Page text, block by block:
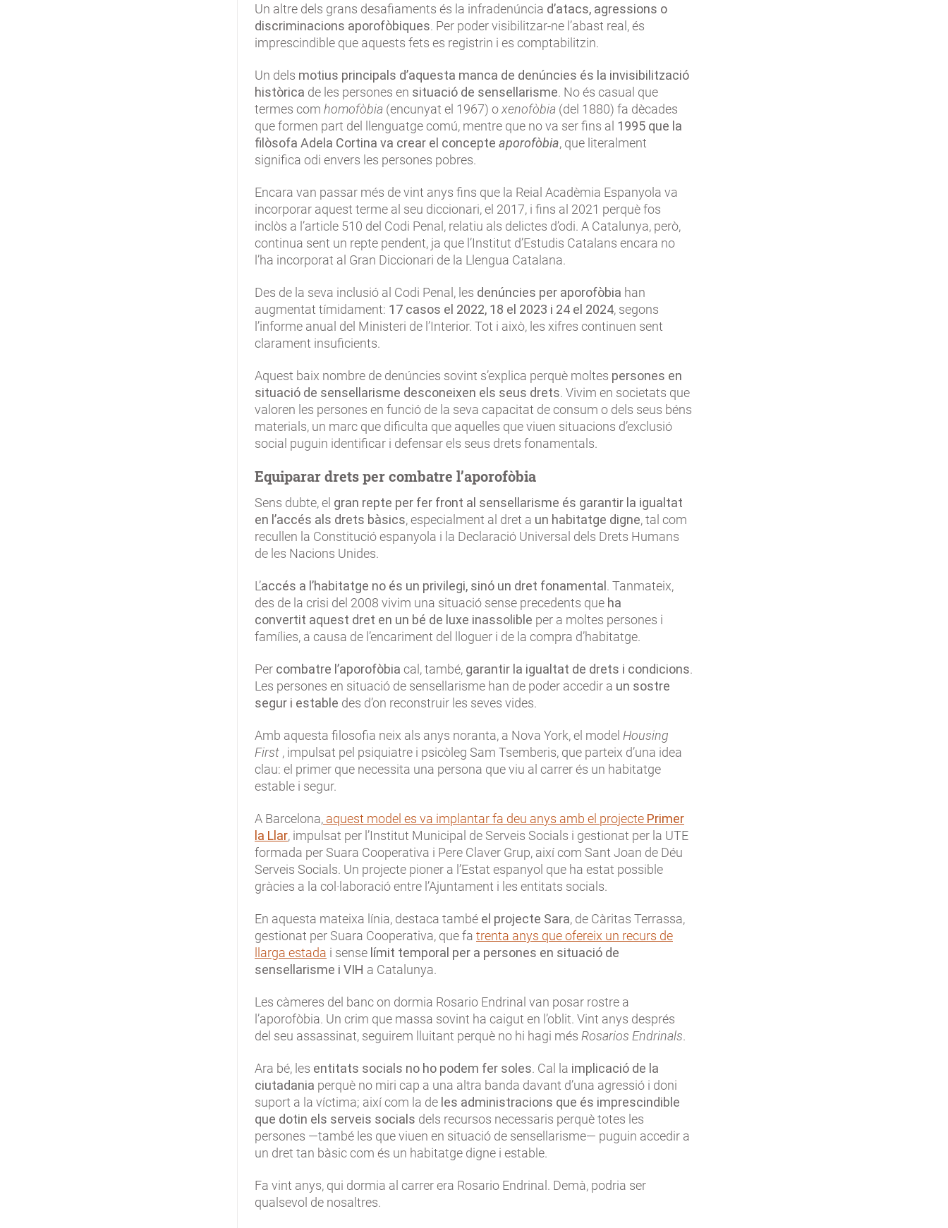
Un altre dels grans desafiaments és la infradenúncia d’atacs, agressions o
discriminacions aporofòbiques. Per poder visibilitzar-ne l’abast real, és
imprescindible que aquests fets es registrin i es comptabilitzin.
Un dels motius principals d’aquesta manca de denúncies és la invisibilització
històrica de les persones en situació de sensellarisme. No és casual que
termes com homofòbia (encunyat el 1967) oxenofòbia (del 1880) fa dècades
que formen part del llenguatge comú, mentre que no va ser fins al 1995 que la
filòsofa Adela Cortina va crear el concepte aporofòbia, que literalment
significa odi envers les persones pobres.
Encara van passar més de vint anys fins que la Reial Acadèmia Espanyola va
incorporar aquest terme al seu diccionari, el 2017, i fins al 2021 perquè fos
inclòs a l’article 510 del Codi Penal, relatiu als delictes d’odi. A Catalunya, però,
continua sent un repte pendent, ja que l’Institut d’Estudis Catalans encara no
l’ha incorporat al Gran Diccionari de la Llengua Catalana.
Des de la seva inclusió al Codi Penal, les denúncies per aporofòbia han
augmentat tímidament: 17 casos el 2022, 18 el 2023 i 24 el 2024, segons
l’informe anual del Ministeri de l’Interior. Tot i això, les xifres continuen sent
clarament insuficients.
Aquest baix nombre de denúncies sovint s’explica perquè moltes persones en
situació de sensellarisme desconeixen els seus drets. Vivim en societats que
valoren les persones en funció de la seva capacitat de consum o dels seus béns
materials, un marc que dificulta que aquelles que viuen situacions d’exclusió
social puguin identificar i defensar els seus drets fonamentals.
Equiparar drets per combatre l’aporofòbia
Sens dubte, el gran repte per fer front al sensellarisme és garantir la igualtat
en l’accés als drets bàsics, especialment al dret a un habitatge digne, tal com
recullen la Constitució espanyola i la Declaració Universal dels Drets Humans
de les Nacions Unides.
L’accés a l’habitatge no és un privilegi, sinó un dret fonamental . Tanmateix,
des de la crisi del 2008 vivim una situació sense precedents que ha
convertit aquest dret en un bé de luxe inassolible per a moltes persones i
famílies, a causa de l’encariment del lloguer i de la compra d’habitatge.
Per combatre l’aporofòbia cal, també, garantir la igualtat de drets i condicions.
Les persones en situació de sensellarisme han de poder accedir a un sostre
segur i estable des d’on reconstruir les seves vides.
Amb aquesta filosofia neix als anys noranta, a Nova York, el model Housing
First , impulsat pel psiquiatre i psicòleg Sam Tsemberis, que parteix d’una idea
clau: el primer que necessita una persona que viu al carrer és un habitatge
estable i segur.
A Barcelona, aquest model es va implantar fa deu anys amb el projecte Primer
la Llar, impulsat per l’Institut Municipal de Serveis Socials i gestionat per la UTE
formada per Suara Cooperativa i Pere Claver Grup, així com Sant Joan de Déu
Serveis Socials. Un projecte pioner a l’Estat espanyol que ha estat possible
gràcies a la col·laboració entre l’Ajuntament i les entitats socials.
En aquesta mateixa línia, destaca també el projecte Sara, de Càritas Terrassa,
gestionat per Suara Cooperativa, que fa trenta anys que ofereix un recurs de
llarga estada i sense límit temporal per a persones en situació de
sensellarisme i VIH a Catalunya.
Les càmeres del banc on dormia Rosario Endrinal van posar rostre a
l’aporofòbia. Un crim que massa sovint ha caigut en l’oblit. Vint anys després
del seu assassinat, seguirem lluitant perquè no hi hagi més Rosarios Endrinals.
Ara bé, les entitats socials no ho podem fer soles. Cal la implicació de la
ciutadania perquè no miri cap a una altra banda davant d’una agressió i doni
suport a la víctima; així com la de les administracions que és imprescindible
que dotin els serveis socials dels recursos necessaris perquè totes les
persones —també les que viuen en situació de sensellarisme— puguin accedir a
un dret tan bàsic com és un habitatge digne i estable.
Fa vint anys, qui dormia al carrer era Rosario Endrinal. Demà, podria ser
qualsevol de nosaltres.